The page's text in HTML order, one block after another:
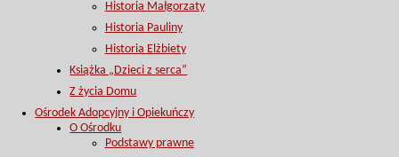
Historia Małgorzaty
Historia Pauliny
Historia Elżbiety
Książka „Dzieci z serca”
Z życia Domu
Ośrodek Adopcyjny i Opiekuńczy
O Ośrodku
Podstawy prawne